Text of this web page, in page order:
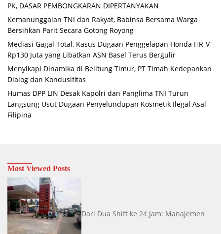
PK, DASAR PEMBONGKARAN DIPERTANYAKAN
Kemanunggalan TNI dan Rakyat, Babinsa Bersama Warga
Bersihkan Parit Secara Gotong Royong
Mediasi Gagal Total, Kasus Dugaan Penggelapan Honda HR-V
Rp130 Juta yang Libatkan ASN Basel Terus Bergulir
Menyikapi Dinamika di Belitung Timur, PT Timah Kedepankan
Dialog dan Kondusifitas
Humas DPP LIN Desak Kapolri dan Panglima TNI Turun
Langsung Usut Dugaan Penyelundupan Kosmetik Ilegal Asal
Filipina
Most Viewed Posts
Dari Dua Shift ke 24 Jam: Manajemen